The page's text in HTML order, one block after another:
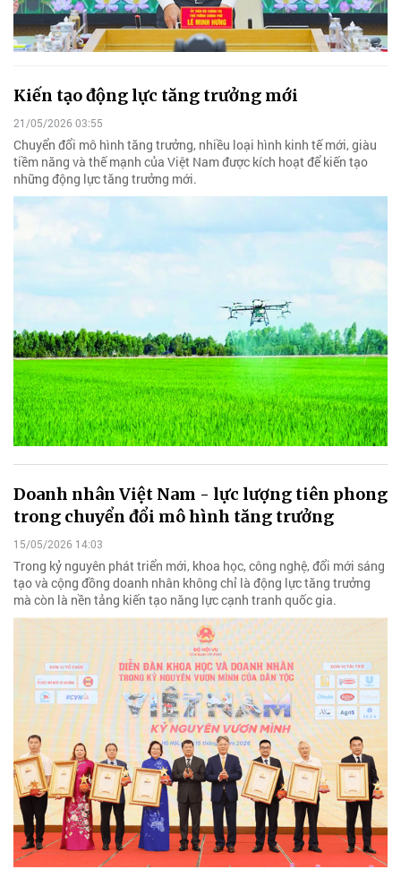
Kiến tạo động lực tăng trưởng mới
21/05/2026 03:55
Chuyển đổi mô hình tăng trưởng, nhiều loại hình kinh tế mới, giàu
tiềm năng và thế mạnh của Việt Nam được kích hoạt để kiến tạo
những động lực tăng trưởng mới.
Doanh nhân Việt Nam - lực lượng tiên phong
trong chuyển đổi mô hình tăng trưởng
15/05/2026 14:03
Trong kỷ nguyên phát triển mới, khoa học, công nghệ, đổi mới sáng
tạo và cộng đồng doanh nhân không chỉ là động lực tăng trưởng
mà còn là nền tảng kiến tạo năng lực cạnh tranh quốc gia.